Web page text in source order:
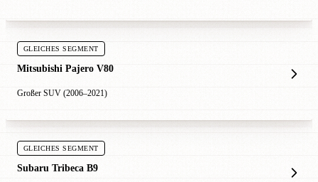
GLEICHES SEGMENT
Mitsubishi Pajero V80
Großer SUV (2006–2021)
GLEICHES SEGMENT
Subaru Tribeca B9